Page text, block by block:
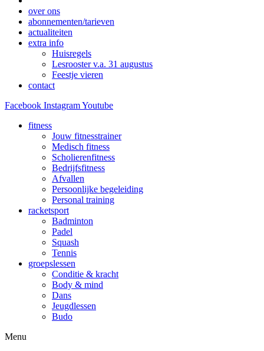
over ons
abonnementen/tarieven
actualiteiten
extra info
Huisregels
Lesrooster v.a. 31 augustus
Feestje vieren
contact
Facebook InstagramYoutube
fitness
Jouw fitnesstrainer
Medisch fitness
Scholierenfitness
Bedrijfsfitness
Afvallen
Persoonlijke begeleiding
Personal training
racketsport
Badminton
Padel
Squash
Tennis
groepslessen
Conditie & kracht
Body & mind
Dans
Jeugdlessen
Budo
Menu